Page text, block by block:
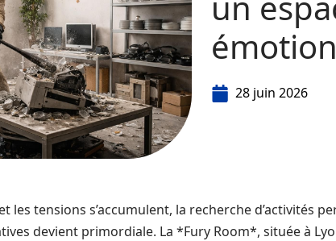
28 juin 2026
les tensions s’accumulent, la recherche d’activités
devient primordiale. La *Fury Room*, située à